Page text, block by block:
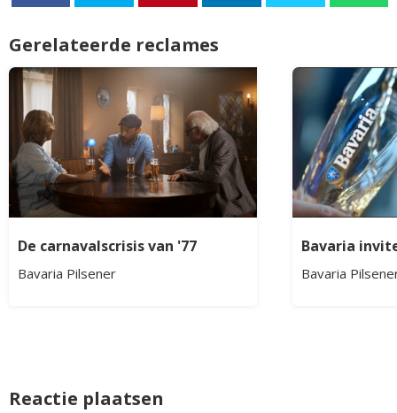
Gerelateerde reclames
De carnavalscrisis van '77
Bavaria Pilsener
Bavaria
Bavaria
Reactie plaatsen